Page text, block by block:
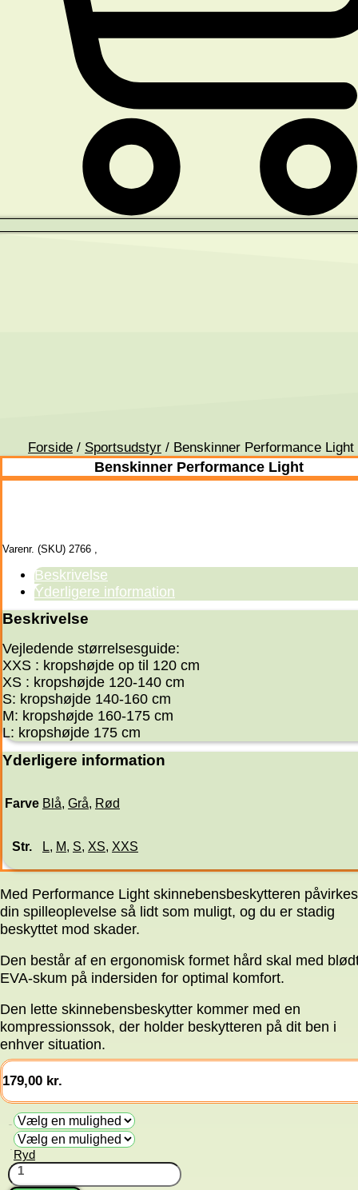
Forside / Sportsudstyr / Benskinner Performance Light
Benskinner Performance Light
Varenr. (SKU) 2766 ,
Beskrivelse
Yderligere information
Beskrivelse
Vejledende størrelsesguide:
XXS : kropshøjde op til 120 cm
XS : kropshøjde 120-140 cm
S: kropshøjde 140-160 cm
M: kropshøjde 160-175 cm
L: kropshøjde 175 cm
Yderligere information
Farve Blå, Grå, Rød
Str. L, M, S, XS, XXS
Med Performance Light skinnebensbeskytteren påvirkes
din spilleoplevelse så lidt som muligt, og du er stadig
beskyttet mod skader.
Den består af en ergonomisk formet hård skal med
EVA-skum på indersiden for optimal komfort.
Den lette skinnebensbeskytter kommer med en
kompressionssok, der holder beskytteren på dit ben i
enhver situation.
179,00 kr.
Ryd
Benskinner
Performance